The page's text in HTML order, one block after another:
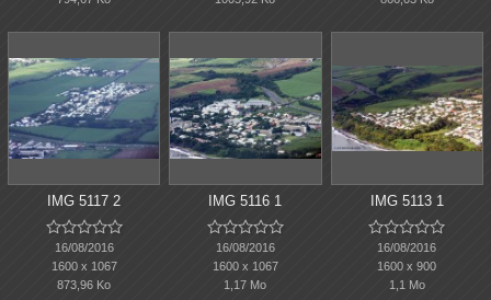
IMG 5117 2

16/08/2016
1600 x 1067
873,96 Ko
IMG 5116 1

16/08/2016
1600 x 1067
1,17 Mo
IMG 5113 1

16/08/2016
1600 x 900
1,1 Mo